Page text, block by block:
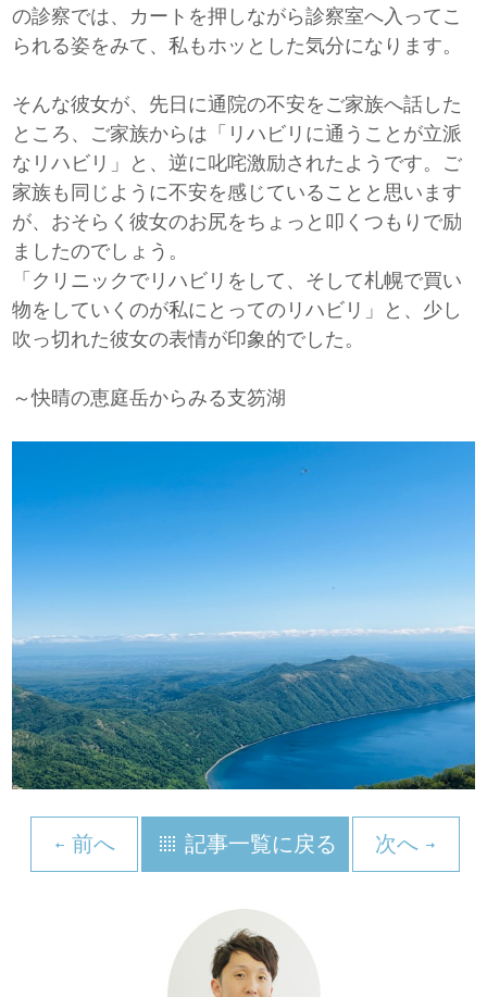
の診察では、カートを押しながら診察室へ入ってこ
られる姿をみて、私もホッとした気分になります。
そんな彼女が、先日に通院の不安をご家族へ話した
ところ、ご家族からは「リハビリに通うことが立派
なリハビリ」と、逆に叱咤激励されたようです。ご
家族も同じように不安を感じていることと思います
が、おそらく彼女のお尻をちょっと叩くつもりで励
ましたのでしょう。
「クリニックでリハビリをして、そして札幌で買い
物をしていくのが私にとってのリハビリ」と、少し
吹っ切れた彼女の表情が印象的でした。
～快晴の恵庭岳からみる支笏湖
前へ 記事一覧に戻る 次へ